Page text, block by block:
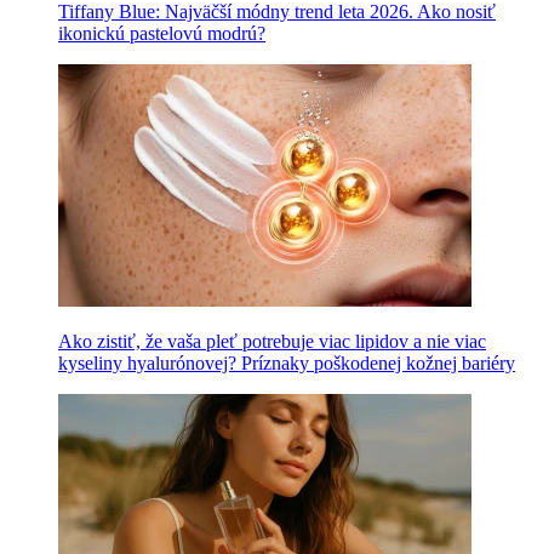
Tiffany Blue: Najväčší módny trend leta 2026. Ako nosiť
ikonickú pastelovú modrú?
Ako zistiť, že vaša pleť potrebuje viac lipidov a nie viac
kyseliny hyalurónovej? Príznaky poškodenej kožnej bariéry